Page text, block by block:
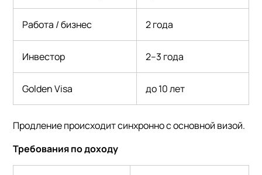
Работа / бизнес 2 года
Инвестор 2–3 года
Golden Visa до 10 лет
Продление происходит синхронно с основной визой.
Требования по доходу